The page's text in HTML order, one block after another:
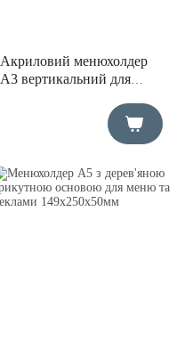
Акриловий менюхолдер
А3 вертикальний для